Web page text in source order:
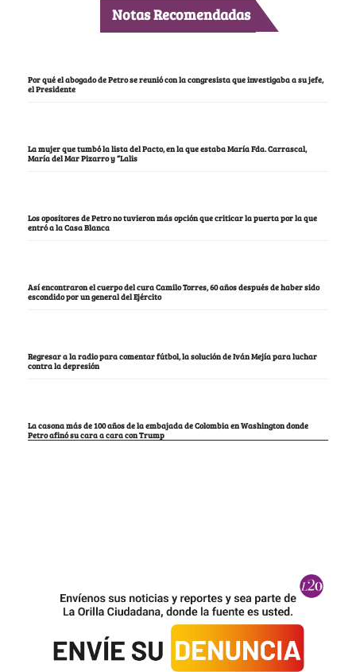
Notas Recomendadas
Por qué el abogado de Petro se reunió con la congresista que investigaba a su jefe,
el Presidente
La mujer que tumbó la lista del Pacto, en la que estaba María Fda. Carrascal,
María del Mar Pizarro y “Lalis
Los opositores de Petro no tuvieron más opción que criticar la puerta por la que
entró a la Casa Blanca
Así encontraron el cuerpo del cura Camilo Torres, 60 años después de haber sido
escondido por un general del Ejército
Regresar a la radio para comentar fútbol, la solución de Iván Mejía para luchar
contra la depresión
La casona más de 100 años de la embajada de Colombia en Washington donde
Petro afinó su cara a cara con Trump